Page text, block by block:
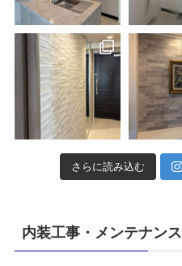
さらに読み込む
内装工事・メンテナンス